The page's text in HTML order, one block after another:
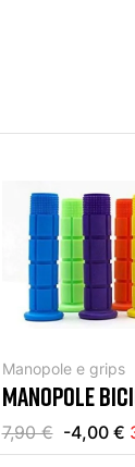
Manopole e grips
MANOPOLE
GOMMA EXTRA
7,90 € -4,00 €